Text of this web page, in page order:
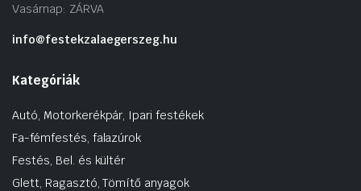
Vasárnap: ZÁRVA
info@festekzalaegerszeg.hu
Kategóriák
Autó, Motorkerékpár, Ipari festékek
Fa-fémfestés, falazúrok
Festés, Bel. és kültér
Glett, Ragasztó, Tömítő anyagok